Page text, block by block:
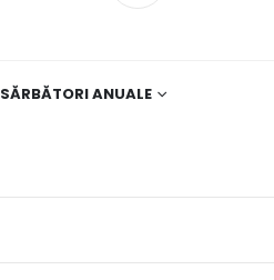
SĂRBĂTORI ANUALE